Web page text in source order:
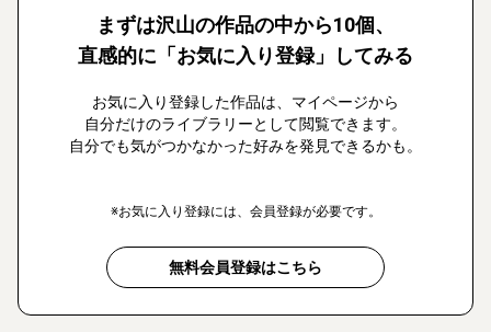
まずは沢山の作品の中から10個、
直感的に「お気に入り登録」してみる
お気に入り登録した作品は、マイページから
自分だけのライブラリーとして閲覧できます。
自分でも気がつかなかった好みを発見できるかも。
※お気に入り登録には、会員登録が必要です。
無料会員登録はこちら